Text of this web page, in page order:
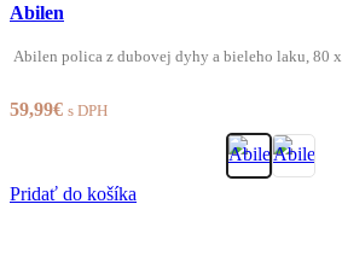
Abilen
Abilen polica z dubovej dyhy a bieleho laku, 80
59,99€ s DPH
Pridať do košíka